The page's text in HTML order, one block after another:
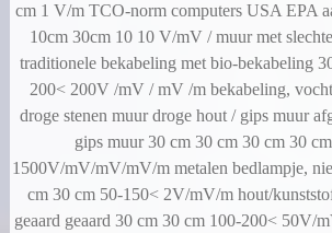
cm 1 V/m TCO-norm computers USA EPA
10cm 30cm 10 10 V/mV / muur met
traditionele bekabeling met bio-bekabeling
200< 200V /mV / mV /m bekabeling,
droge stenen muur droge hout / gips muur
gips muur 30 cm 30 cm 30 cm 30
1500V/mV/mV/mV/m metalen bedlampje,
cm 30 cm 50-150< 2V/mV/m hout/
geaard geaard 30 cm 30 cm 100-200< 50V/